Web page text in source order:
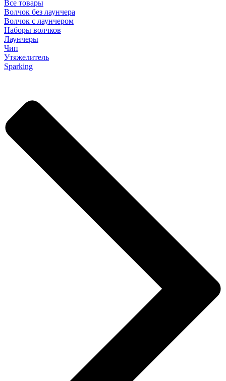
Все товары
Волчок без лаунчера
Волчок с лаунчером
Наборы волчков
Лаунчеры
Чип
Утяжелитель
Sparking